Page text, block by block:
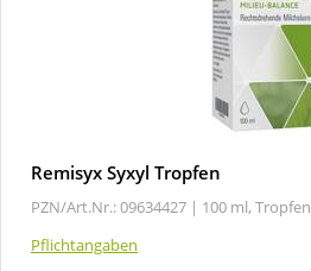
Remisyx Syxyl Tropfen
PZN/Art.Nr.: 09634427 | 100 ml, Tropfen
Pflichtangaben